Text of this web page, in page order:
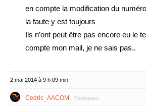
en compte la modification du
la faute y est toujours
Ils n’ont peut être pas encore eu le
compte mon mail, je ne sais pas..
2 mai 2014 à 9 h 09 min
Cedric_AACOM Participant